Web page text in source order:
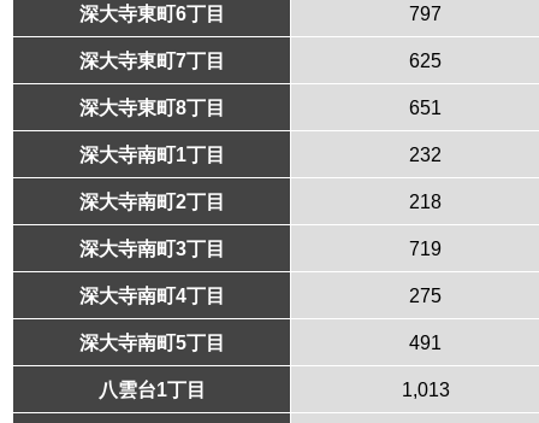
深大寺東町6丁目 797
深大寺東町7丁目 625
深大寺東町8丁目 651
深大寺南町1丁目 232
深大寺南町2丁目 218
深大寺南町3丁目 719
深大寺南町4丁目 275
深大寺南町5丁目 491
八雲台1丁目 1,013